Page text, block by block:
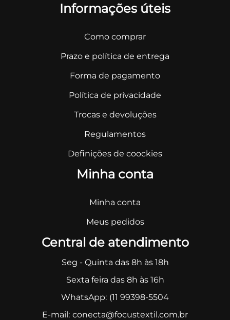
Informações úteis
Como comprar
Prazo e política de entrega
Forma de pagamento
Política de privacidade
Trocas e devoluções
Regulamentos
Definições de coockies
Minha conta
Minha conta
Meus pedidos
Central de atendimento
Seg - Quinta das 8h às 18h
Sexta feira das 8h às 16h
WhatsApp: (11 99398-5504
E-mail: conecta@focustextil.com.br